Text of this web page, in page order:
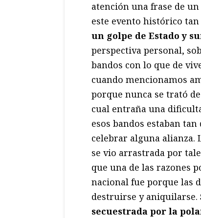
atención una frase de
este evento histórico
un golpe de Estado y
perspectiva personal,
bandos con lo que de
cuando mencionamos
porque nunca se trató
cual entraña una
esos bandos estaban
celebrar alguna alianza.
se vio arrastrada por
que una de las razones
nacional fue porque las
destruirse y aniquilarse.
secuestrada por la